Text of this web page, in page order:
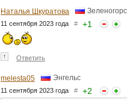
Наталья Шкуратова
11 сентября 2023 года # +1
↑ Ответить
melesta05 Энгельс
11 сентября 2023 года # +2